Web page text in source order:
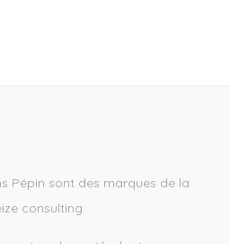
Pépin sont des marques de la
consulting.